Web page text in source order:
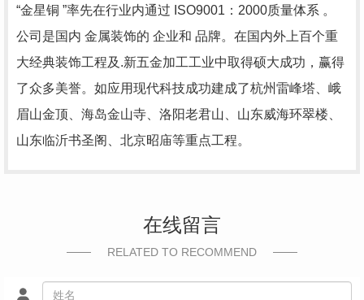
“金星铜 ”率先在行业内通过 ISO9001：2000质量体系 。
公司是国内 金属装饰的 企业和 品牌。在国内外上百个重
大经典装饰工程及.新五金加工工业中取得硕大成功，赢得
了众多美誉。如应用现代科技成功建成了杭州雷峰塔、峨
眉山金顶、海岛金山寺、洛阳老君山、山东威海环翠楼、
山东临沂书圣阁、北京昭庙等重点工程。
在线留言
RELATED TO RECOMMEND